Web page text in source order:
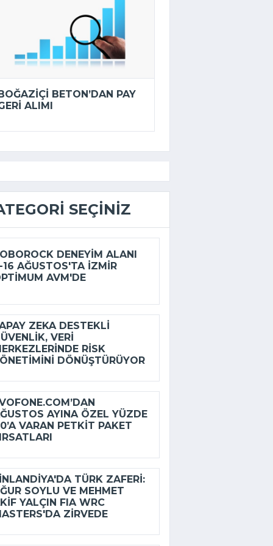
BETON’DAN PAY
ALIMI
SEÇINIZ
DENEYIM ALANI
16 AĞUSTOS'TA İZMIR
AVM'DE
ZEKA DESTEKLI
VERI
RISK
DÖNÜŞTÜRÜYOR
AYINA ÖZEL YÜZDE
VARAN PETKIT PAKET
TÜRK ZAFERI:
SOYLU VE MEHMET
YALÇIN FIA WRC
ZIRVEDE